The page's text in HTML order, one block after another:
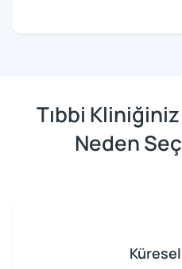
Tıbbi
Neden